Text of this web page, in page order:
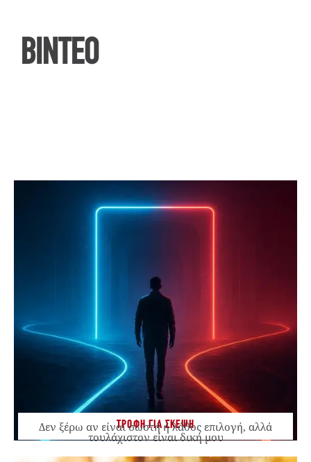
ΒΙΝΤΕΟ
ΤΡΟΦΗ ΓΙΑ ΣΚΕΨΗ
Δεν ξέρω αν είναι σωστή ή λάθος επιλογή, αλλά
τουλάχιστον είναι δική μου